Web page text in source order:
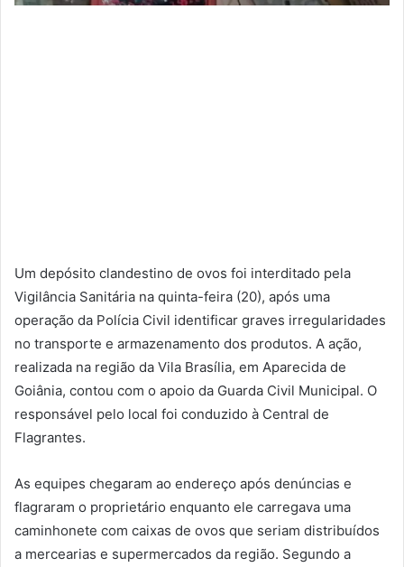
Um depósito clandestino de ovos foi interditado pela
Vigilância Sanitária na quinta-feira (20), após uma
operação da Polícia Civil identificar graves irregularidades
no transporte e armazenamento dos produtos. A ação,
realizada na região da Vila Brasília, em Aparecida de
Goiânia, contou com o apoio da Guarda Civil Municipal. O
responsável pelo local foi conduzido à Central de
Flagrantes.
As equipes chegaram ao endereço após denúncias e
flagraram o proprietário enquanto ele carregava uma
caminhonete com caixas de ovos que seriam distribuídos
a mercearias e supermercados da região. Segundo a